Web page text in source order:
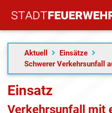
Aktuell
Einsätze
Schwerer Verkehrsunfall
Einsatz
Verkehrsunfall mit